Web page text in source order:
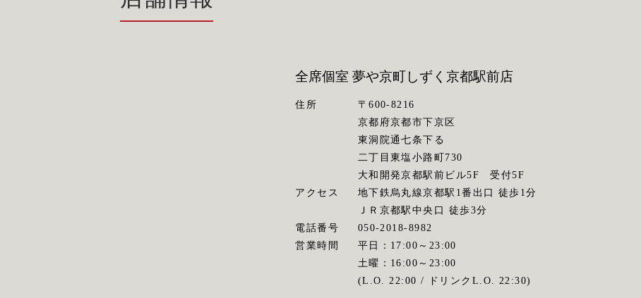
全席個室 夢や京町しずく京都駅前店
住所
〒600-8216
京都府京都市下京区
東洞院通七条下る
二丁目東塩小路町730
大和開発京都駅前ビル5F 受付5F
アクセス
地下鉄烏丸線京都駅1番出口 徒歩1分
ＪＲ京都駅中央口 徒歩3分
電話番号
050-2018-8982
営業時間
平日：17:00～23:00
土曜：16:00～23:00
(L.O. 22:00 / ドリンクL.O. 22:30)